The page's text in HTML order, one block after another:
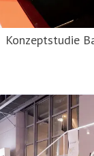
Konzeptstudie